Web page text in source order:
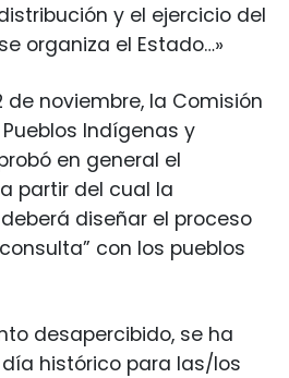
y el ejercicio del
organiza el Estado…»
de noviembre, la Comisión
Indígenas y
en general el
partir del cual la
diseñar el proceso
con los pueblos
desapercibido, se ha
histórico para las/los